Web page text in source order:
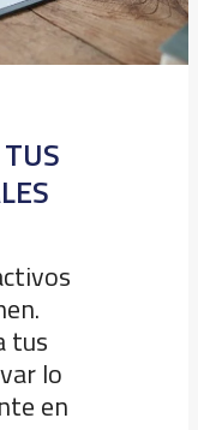
tus
lo
en